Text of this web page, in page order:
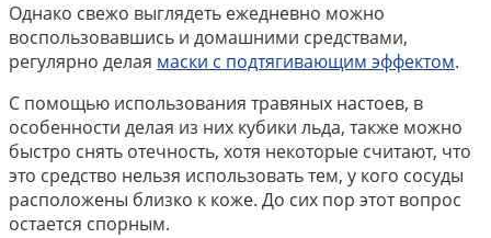
Однако свежо выглядеть ежедневно можно
воспользовавшись и домашними средствами,
регулярно делая маски с подтягивающим эффектом.
С помощью использования травяных настоев, в
особенности делая из них кубики льда, также можно
быстро снять отечность, хотя некоторые считают, что
это средство нельзя использовать тем, у кого сосуды
расположены близко к коже. До сих пор этот вопрос
остается спорным.